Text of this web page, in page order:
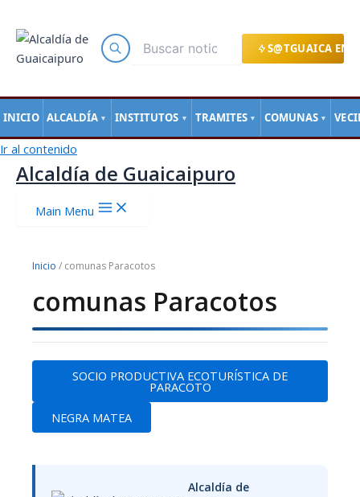
S@TGUAICA EN
INICIO ALCALDÍA ▼ INSTITUTOS ▼ TRAMITES ▼ COMUNAS ▼
Ir al contenido
Alcaldía de Guaicaipuro
Main Menu
Inicio / comunas Paracotos
comunas Paracotos
SOCIO PRODUCTIVA ECOTURÍSTICA DE
PARACOTO
NEGRA MATEA
Alcaldía de